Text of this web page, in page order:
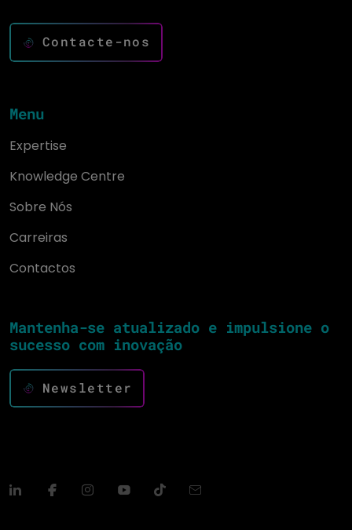
Contacte-nos
Menu
Expertise
Knowledge Centre
Sobre Nós
Carreiras
Contactos
Mantenha-se atualizado e impulsione o
sucesso com inovação
Newsletter